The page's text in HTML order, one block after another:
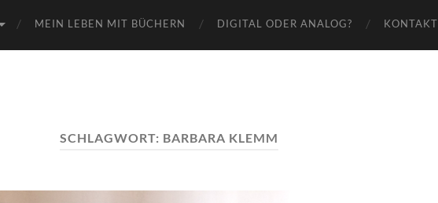
MEIN LEBEN MIT BÜCHERN DIGITAL ODER ANALOG? KONTAKT
SCHLAGWORT: BARBARA KLEMM